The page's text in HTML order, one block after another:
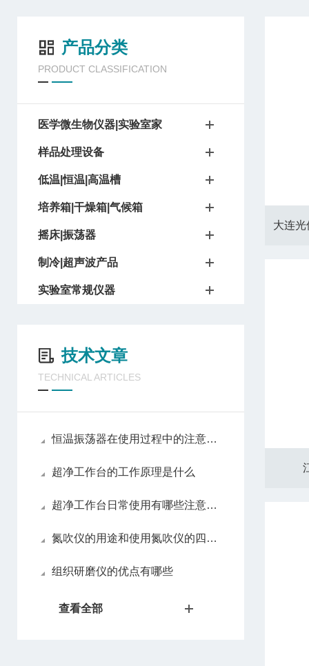
产品分类
PRODUCT CLASSIFICATION
医学微生物仪器|实验室家
样品处理设备
低温|恒温|高温槽
培养箱|干燥箱|气候箱
摇床|振荡器
制冷|超声波产品
实验室常规仪器
技术文章
TECHNICAL ARTICLES
恒温振荡器在使用过程中的注意事项
超净工作台的工作原理是什么
超净工作台日常使用有哪些注意事项
氮吹仪的用途和使用氮吹仪的四大优势
组织研磨仪的优点有哪些
查看全部
大连